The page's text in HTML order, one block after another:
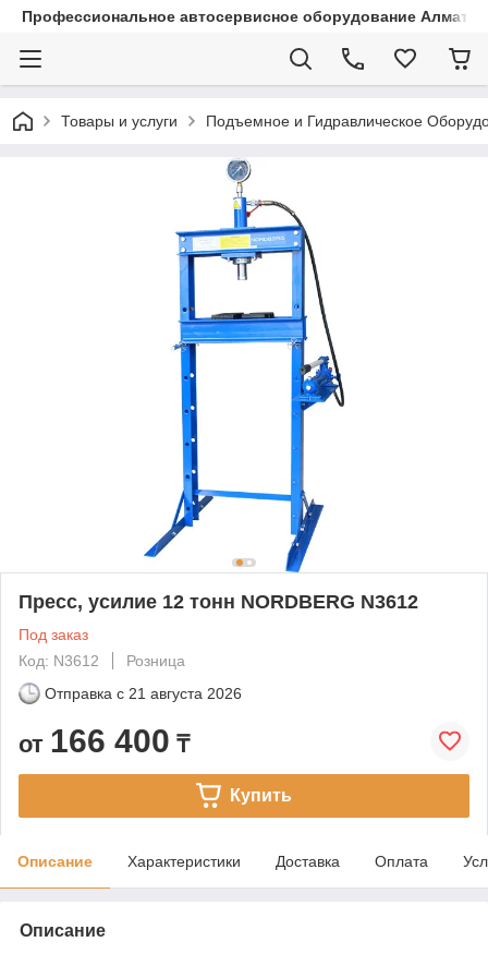
Профессиональное автосервисное оборудование Алматы
Товары и услуги Подъемное и Гидравлическое
Пресс, усилие 12 тонн NORDBERG N3612
Под заказ
Код: N3612
Розница
Отправка с 21 августа 2026
от 166 400 ₸
Купить
Описание Характеристики Доставка Оплата
Описание